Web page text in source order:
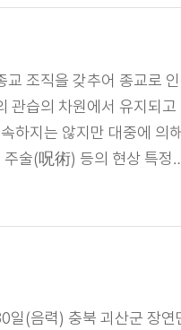
학교가 휴교하자 그 틈을
토순례를 통해 조국이 일제
강점에 들어가 나라 없는 백성의 처지가 된 것은 역시 힘이 ...
교 조직을 갖추어 종교로
관습의 차원에서 유지되고
하지는 않지만 대중에 의
술(呪術) 등의 현상 특정
범주에 든다. 무속신앙은
앙에 속한다. 민간신앙은
하는 경우가 많다. 천도교
종교들이 태동하는 과정에
일(음력) 충북 괴산군 장연